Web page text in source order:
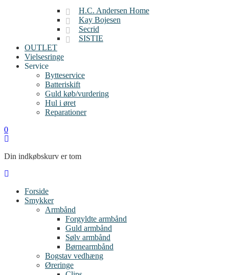
H.C. Andersen Home
Kay Bojesen
Secrid
SISTIE
OUTLET
Vielsesringe
Service
Bytteservice
Batteriskift
Guld køb/vurdering
Hul i øret
Reparationer
0
Din indkøbskurv er tom
Forside
Smykker
Armbånd
Forgyldte armbånd
Guld armbånd
Sølv armbånd
Børnearmbånd
Bogstav vedhæng
Øreringe